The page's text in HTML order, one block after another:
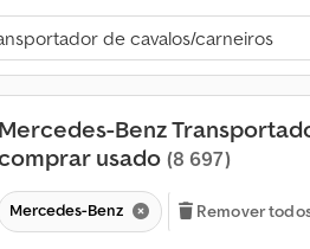
Mercedes-Benz
usado (8 697)
Mercedes-Benz Remover